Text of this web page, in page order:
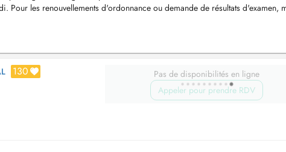
Pour les renouvellements d'ordonnance ou demande de résultats d'examen,
130
Pas de disponibilités en ligne
Appeler pour prendre RDV